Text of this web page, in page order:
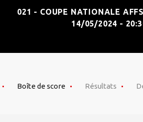
021 - COUPE NATIONALE
14/05/2024 -
Boîte de score Résultats